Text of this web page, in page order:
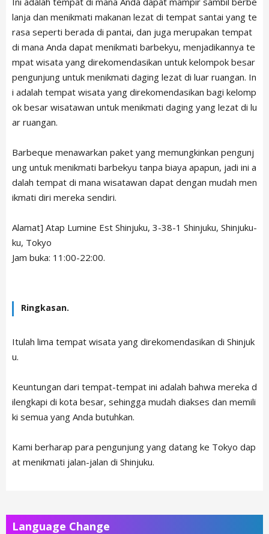
lanja dan menikmati makanan lezat di tempat santai yang te
rasa seperti berada di pantai, dan juga merupakan tempat
di mana Anda dapat menikmati barbekyu, menjadikannya te
mpat wisata yang direkomendasikan untuk kelompok besar
pengunjung untuk menikmati daging lezat di luar ruangan. In
i adalah tempat wisata yang direkomendasikan bagi kelomp
ok besar wisatawan untuk menikmati daging yang lezat di lu
ar ruangan.
Barbeque menawarkan paket yang memungkinkan pengunj
ung untuk menikmati barbekyu tanpa biaya apapun, jadi ini a
dalah tempat di mana wisatawan dapat dengan mudah men
ikmati diri mereka sendiri.
Alamat] Atap Lumine Est Shinjuku, 3-38-1 Shinjuku, Shinjuku-
ku, Tokyo
Jam buka: 11:00-22:00.
Ringkasan.
Itulah lima tempat wisata yang direkomendasikan di Shinjuk
u.
Keuntungan dari tempat-tempat ini adalah bahwa mereka d
ilengkapi di kota besar, sehingga mudah diakses dan memili
ki semua yang Anda butuhkan.
Kami berharap para pengunjung yang datang ke Tokyo dap
at menikmati jalan-jalan di Shinjuku.
Language Change